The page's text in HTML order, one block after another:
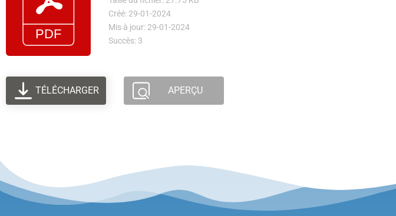
Créé: 29-01-2024
Mis à jour: 29-01-2024
Succès: 3
TÉLÉCHARGER APERÇU